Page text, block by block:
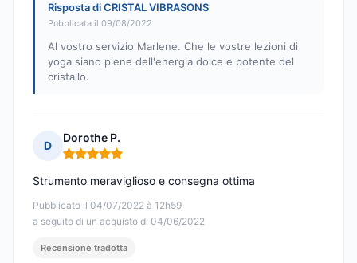
Risposta di CRISTAL VIBRASONS
Pubblicata il 09/08/2022
Al vostro servizio Marlene. Che le vostre lezioni di
yoga siano piene dell'energia dolce e potente del
cristallo.
D
Dorothe P.
Nota: 5 su 5
Pubblicato il 04/07/2022 à 12h59
a seguito di un acquisto di 04/06/2022
Strumento meraviglioso e consegna ottima
Recensione tradotta